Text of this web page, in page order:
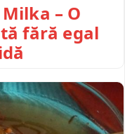
– O
fără egal